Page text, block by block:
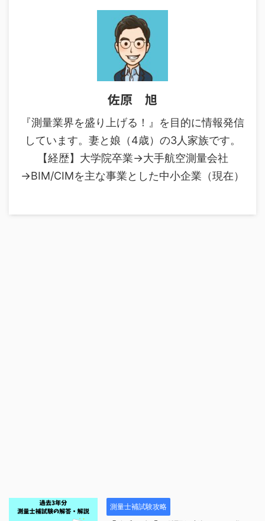
佐原 旭
『測量業界を盛り上げる！』を目的に情報発信
しています。妻と娘（4歳）の3人家族です。
【経歴】大学院卒業→大手航空測量会社
→BIM/CIMを主な事業とした中小企業（現在）
測量士補試験攻略